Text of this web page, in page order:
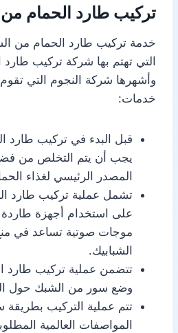
تركيب طارد الحمام من
خدمة تركيب طارد الحمام من
التي تهتم بها شركة تركيب طارد
وأشهرها شركة النجوم التي
خدمات:
قبل البدء في تركيب طارد
يجب أن يتم التخلص من
المصدر الرئيسي لغذاء
تشمل عملية تركيب طارد
على استخدام أجهزة
موجات صوتية تساعد في
الشبابيك.
تتضمن عملية تركيب طارد
وضع سور من الشبك حول
تتم عملية التركيب بطريقة
المواصفات العالمية